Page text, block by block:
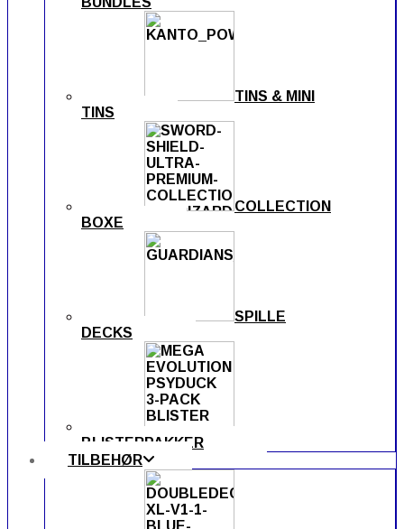
TINS & MINI
TINS
COLLECTION
BOXE
SPILLE
DECKS
BLISTERPAKKER
TILBEHØR